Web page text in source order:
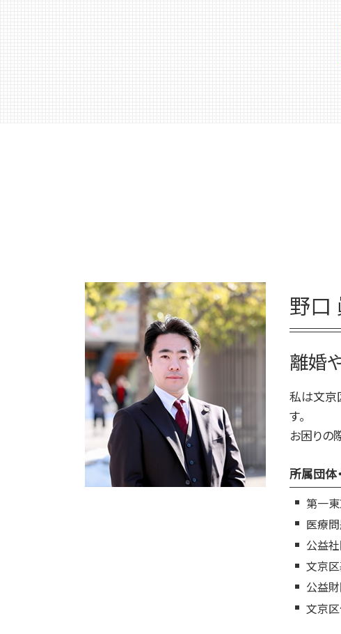
野口
離婚
私は文京
す。
お困りの
所属団体
第一
医療
公益
文京
公益
文京